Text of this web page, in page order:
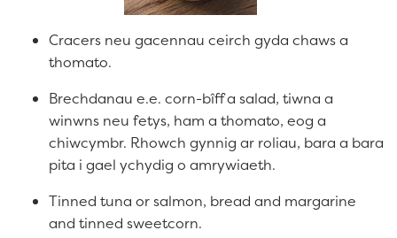
Cracers neu gacennau ceirch gyda chaws a
thomato.
Brechdanau e.e. corn-bîff a salad, tiwna a
winwns neu fetys, ham a thomato, eog a
chiwcymbr. Rhowch gynnig ar roliau, bara a bara
pita i gael ychydig o amrywiaeth.
Tinned tuna or salmon, bread and margarine
and tinned sweetcorn.